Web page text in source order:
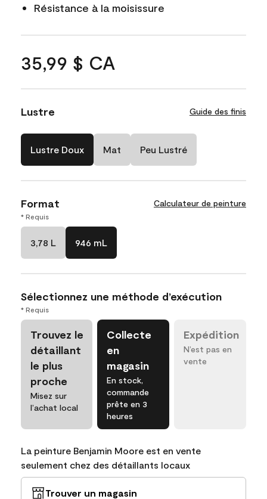
Résistance à la moisissure
35,99 $ CA
Lustre Guide des finis
Lustre Doux Mat Peu Lustré
Format Calculateur de peinture
* Requis
3,78 L 946 mL
Sélectionnez une méthode d’exécution
* Requis
Trouvez le
détaillant
le plus
proche
Misez sur
l’achat local
Collecte
en
magasin
En stock,
commande
prête en 3
heures
Expédition
N’est pas en
vente
La peinture Benjamin Moore est en vente
seulement chez des détaillants locaux
Trouver un magasin